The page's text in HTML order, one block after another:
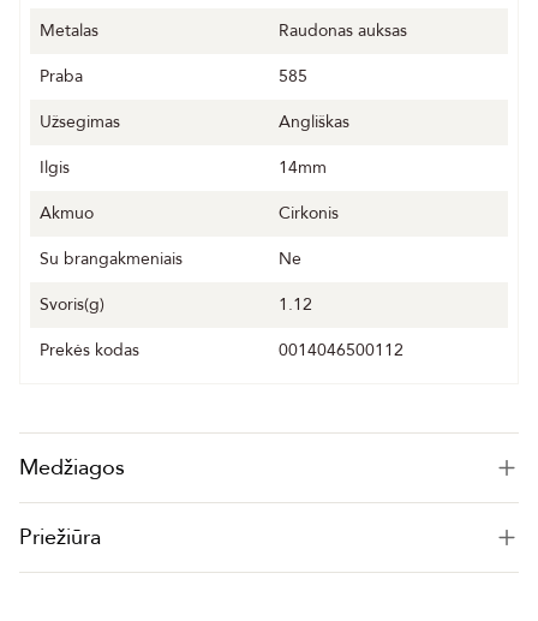
Metalas
Raudonas auksas
Praba
585
Užsegimas
Angliškas
Ilgis
14mm
Akmuo
Cirkonis
Su brangakmeniais
Ne
Svoris(g)
1.12
Prekės kodas
0014046500112
Medžiagos
Priežiūra